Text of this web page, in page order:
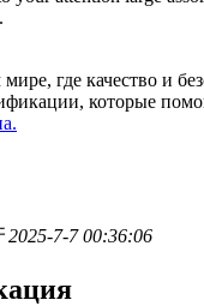
где качество и
которые
2025-7-7 00:36:06